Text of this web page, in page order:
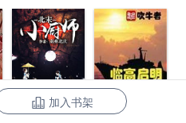
，男人屁用没有，师母只
！
临高启明
加入书架